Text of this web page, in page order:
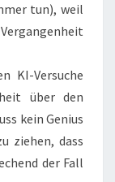
tun), weil
KI-Versuche
über den
kein Genius
ziehen, dass
der Fall